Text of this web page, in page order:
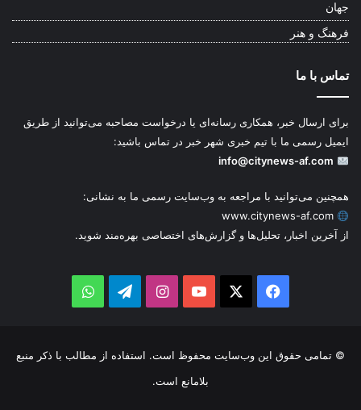
جهان
فرهنگ و هنر
تماس با ما
برای ارسال خبر، همکاری رسانه‌ای یا درخواست مصاحبه می‌توانید از طریق
ایمیل رسمی ما با تیم خبری شهر خبر در تماس باشید:
info@citynews-af.com
همچنین می‌توانید با مراجعه به وب‌سایت رسمی ما به نشانی:
www.citynews-af.com
از آخرین اخبار، تحلیل‌ها و گزارش‌های اختصاصی بهره‌مند شوید.
Facebook
YouTube
Instagram
Telegram
WhatsApp
© تمامی حقوق این وب‌سایت محفوظ است. استفاده از مطالب با ذکر منبع
بلامانع است.